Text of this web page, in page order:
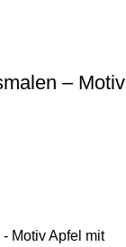
– Motiv
Motiv Apfel mit